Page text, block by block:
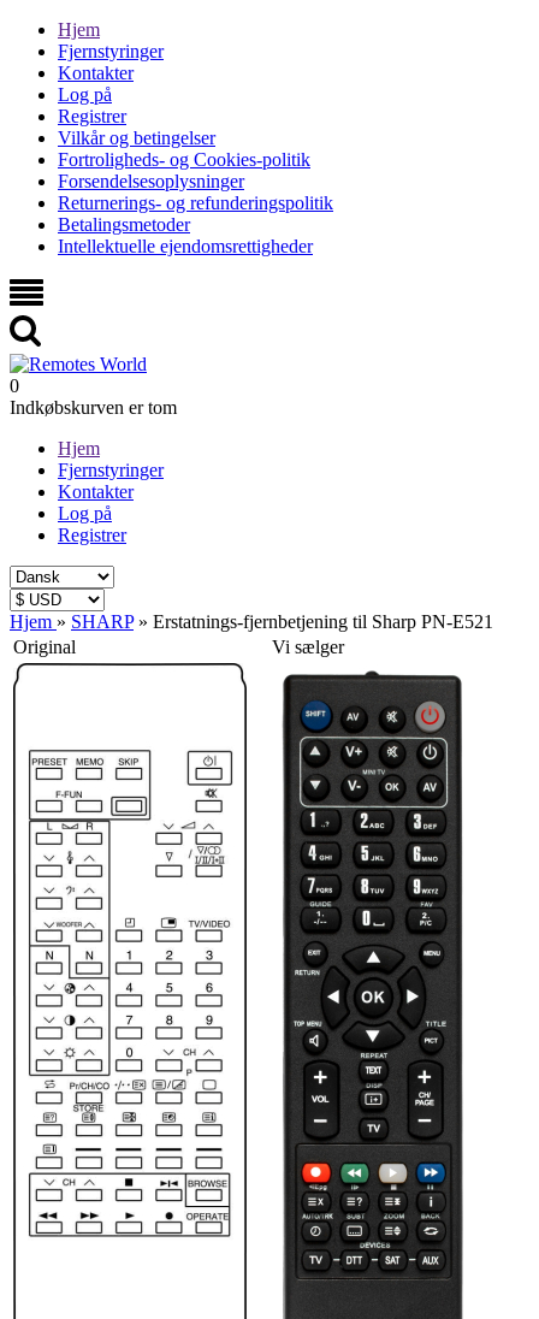
Hjem
Fjernstyringer
Kontakter
Log på
Registrer
Vilkår og betingelser
Fortroligheds- og Cookies-politik
Forsendelsesoplysninger
Returnerings- og refunderingspolitik
Betalingsmetoder
Intellektuelle ejendomsrettigheder
0
Indkøbskurven er tom
Hjem
Fjernstyringer
Kontakter
Log på
Registrer
Hjem » SHARP » Erstatnings-fjernbetjening til Sharp PN-E521
Original
Vi sælger